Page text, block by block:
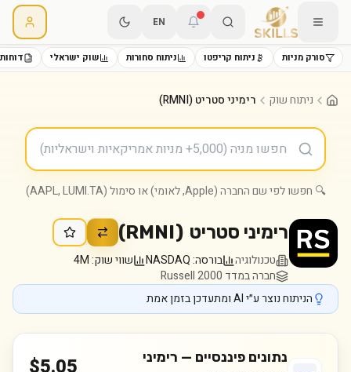
EN
סורק מניות ניתוח קריפטו ניתוח סחורות שוק ישראלי
ניתוח שוק רימיני סטריט (RMNI)
🔍 חפשו לפי שם החברה (Apple, לאומי) או סימול (AAPL, LUMI.TA)
רימיני סטריט (
RMNI
)
טכנולוגיה בורסה:NASDAQ שווי שוק:4M
חברה במדד Russell 2000
הניתוח נוצר ע״י AI ומתעדכן בזמן אמת
נתונים פיננסיים — רימיני